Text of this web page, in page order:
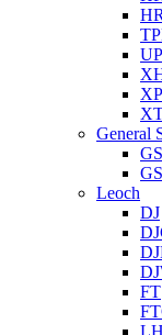
General
Leoch
DJ
FT